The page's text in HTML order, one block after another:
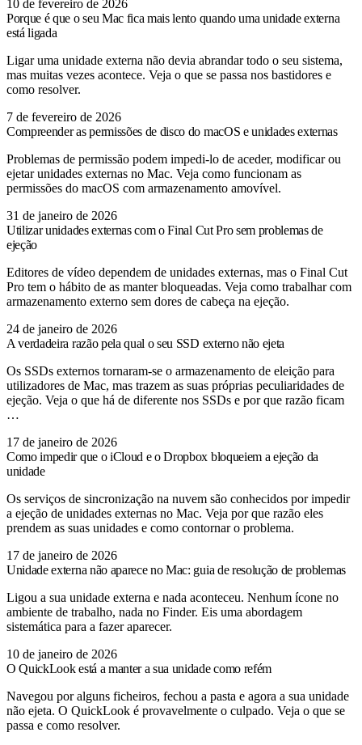
10 de fevereiro de 2026
Porque é que o seu Mac fica mais lento quando uma unidade externa
está ligada
Ligar uma unidade externa não devia abrandar todo o seu sistema,
mas muitas vezes acontece. Veja o que se passa nos bastidores e
como resolver.
7 de fevereiro de 2026
Compreender as permissões de disco do macOS e unidades externas
Problemas de permissão podem impedi-lo de aceder, modificar ou
ejetar unidades externas no Mac. Veja como funcionam as
permissões do macOS com armazenamento amovível.
31 de janeiro de 2026
Utilizar unidades externas com o Final Cut Pro sem problemas de
ejeção
Editores de vídeo dependem de unidades externas, mas o Final Cut
Pro tem o hábito de as manter bloqueadas. Veja como trabalhar com
armazenamento externo sem dores de cabeça na ejeção.
24 de janeiro de 2026
A verdadeira razão pela qual o seu SSD externo não ejeta
Os SSDs externos tornaram-se o armazenamento de eleição para
utilizadores de Mac, mas trazem as suas próprias peculiaridades de
ejeção. Veja o que há de diferente nos SSDs e por que razão ficam
…
17 de janeiro de 2026
Como impedir que o iCloud e o Dropbox bloqueiem a ejeção da
unidade
Os serviços de sincronização na nuvem são conhecidos por impedir
a ejeção de unidades externas no Mac. Veja por que razão eles
prendem as suas unidades e como contornar o problema.
17 de janeiro de 2026
Unidade externa não aparece no Mac: guia de resolução de problemas
Ligou a sua unidade externa e nada aconteceu. Nenhum ícone no
ambiente de trabalho, nada no Finder. Eis uma abordagem
sistemática para a fazer aparecer.
10 de janeiro de 2026
O QuickLook está a manter a sua unidade como refém
Navegou por alguns ficheiros, fechou a pasta e agora a sua unidade
não ejeta. O QuickLook é provavelmente o culpado. Veja o que se
passa e como resolver.